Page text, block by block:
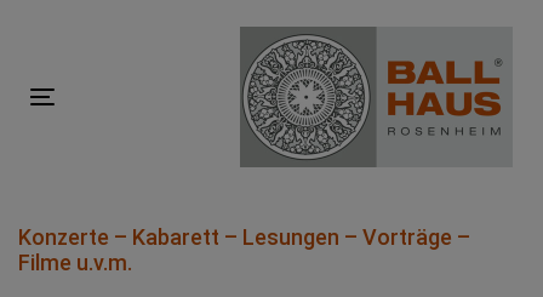
navigation
Toggle
Konzerte – Kabarett – Lesungen – Vorträge –
Filme u.v.m.